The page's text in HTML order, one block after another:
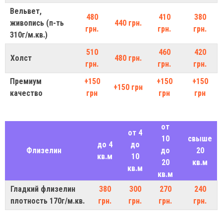
Вельвет,
живопись (п-ть
310г/м.кв.)
480
грн.
440 грн.
410
грн.
380
грн.
Холст
510
грн.
480 грн.
460
грн.
420
грн.
Премиум
качество
+150
грн
+150 грн
+150
грн
+150
грн
Флизелин
до 4
кв.м
от 4
до
10
кв.м
от
10
до
20
кв.м
свыше
20
кв.м
Гладкий флизелин
плотность 170г/м.кв.
380
грн.
300
грн.
270
грн.
240
грн.